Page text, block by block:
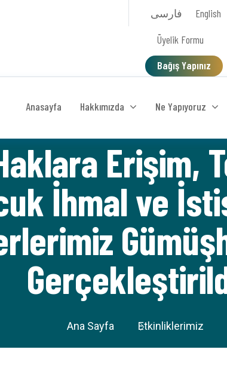
فارسی
English
Üyelik Formu
Bağış Yapınız
Anasayfa Hakkımızda Ne Yapıyoruz
Erişim,
İhmal ve
Ana Sayfa Etkinliklerimiz